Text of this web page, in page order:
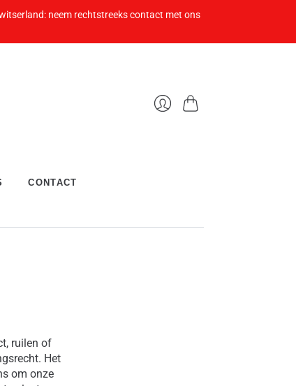
neem rechtstreeks contact met ons
CONTACT
ruilen of
Het
om onze